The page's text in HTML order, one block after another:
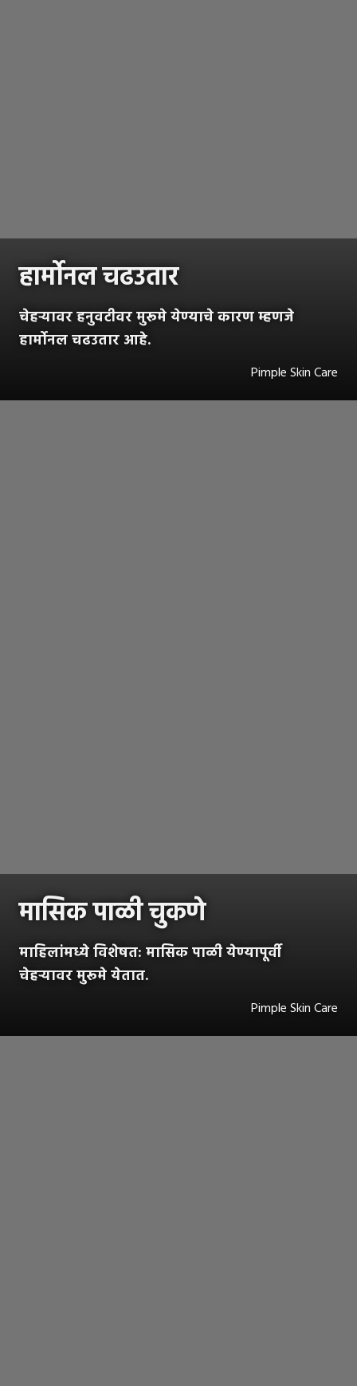
हार्मोनल चढउतार
चेहऱ्यावर हनुवटीवर मुरूमे येण्याचे कारण म्हणजे
हार्मोनल चढउतार आहे.
Pimple Skin Care
मासिक पाळी चुकणे
माहिलांमध्ये विशेषत: मासिक पाळी येण्यापूर्वी
चेहऱ्यावर मुरूमे येतात.
Pimple Skin Care